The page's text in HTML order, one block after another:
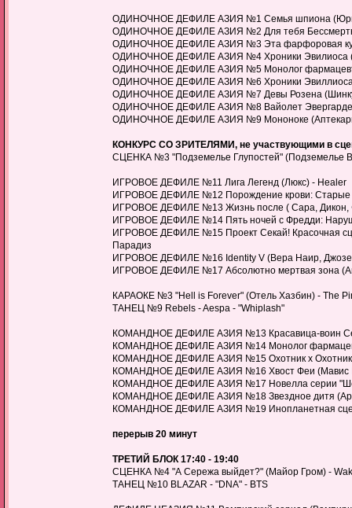
ОДИНОЧНОЕ ДЕФИЛЕ АЗИЯ №1 Семья шпиона
ОДИНОЧНОЕ ДЕФИЛЕ АЗИЯ №2 Для тебя
ОДИНОЧНОЕ ДЕФИЛЕ АЗИЯ №3 Эта фарфоровая
ОДИНОЧНОЕ ДЕФИЛЕ АЗИЯ №4 Хроники Эвилиоса
ОДИНОЧНОЕ ДЕФИЛЕ АЗИЯ №5 Монолог
ОДИНОЧНОЕ ДЕФИЛЕ АЗИЯ №6 Хроники Эвиллиоса
ОДИНОЧНОЕ ДЕФИЛЕ АЗИЯ №7 Девы Розена
ОДИНОЧНОЕ ДЕФИЛЕ АЗИЯ №8 Вайолет
ОДИНОЧНОЕ ДЕФИЛЕ АЗИЯ №9 Мононоке
КОНКУРС СО ЗРИТЕЛЯМИ, не участвующими в
СЦЕНКА №3 "Подземелье Глупостей" (Подземелье
ИГРОВОЕ ДЕФИЛЕ №11 Лига Легенд (Люкс) - Healer
ИГРОВОЕ ДЕФИЛЕ №12 Порождение крови: Старые
ИГРОВОЕ ДЕФИЛЕ №13 Жизнь после ( Сара, Дикон,
ИГРОВОЕ ДЕФИЛЕ №14 Пять ночей с Фредди:
ИГРОВОЕ ДЕФИЛЕ №15 Проект Секай! Красочная
Парадиз
ИГРОВОЕ ДЕФИЛЕ №16 Identity V (Вера Наир,
ИГРОВОЕ ДЕФИЛЕ №17 Абсолютно мертвая зона
КАРАОКЕ №3 "Hell is Forever" (Отель Хазбин) - The
ТАНЕЦ №9 Rebels - Aespa - "Whiplash"
КОМАНДНОЕ ДЕФИЛЕ АЗИЯ №13 Красавица-воин
КОМАНДНОЕ ДЕФИЛЕ АЗИЯ №14 Монолог
КОМАНДНОЕ ДЕФИЛЕ АЗИЯ №15 Охотник х Охотник
КОМАНДНОЕ ДЕФИЛЕ АЗИЯ №16 Хвост Феи (Мавис
КОМАНДНОЕ ДЕФИЛЕ АЗИЯ №17 Новелла серии
КОМАНДНОЕ ДЕФИЛЕ АЗИЯ №18 Звездное дитя
КОМАНДНОЕ ДЕФИЛЕ АЗИЯ №19 Инопланетная
перерыв 20 минут
ТРЕТИЙ БЛОК 17:40 - 19:40
СЦЕНКА №4 "А Сережа выйдет?" (Майор Гром) -
ТАНЕЦ №10 BLAZAR - "DNA" - BTS